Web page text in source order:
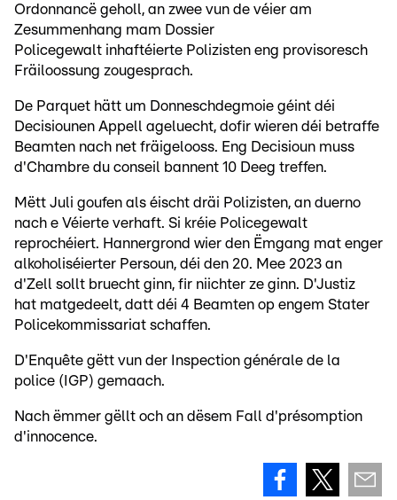
Ordonnancë geholl, an zwee vun de véier am
Zesummenhang mam Dossier
Policegewalt inhaftéierte Polizisten eng provisoresch
Fräiloossung zougesprach.
De Parquet hätt um Donneschdegmoie géint déi
Decisiounen Appell ageluecht, dofir wieren déi betraffe
Beamten nach net fräigelooss. Eng Decisioun muss
d'Chambre du conseil bannent 10 Deeg treffen.
Mëtt Juli goufen als éischt dräi Polizisten, an duerno
nach e Véierte verhaft. Si kréie Policegewalt
reprochéiert. Hannergrond wier den Ëmgang mat enger
alkoholiséierter Persoun, déi den 20. Mee 2023 an
d'Zell sollt bruecht ginn, fir niichter ze ginn. D'Justiz
hat matgedeelt, datt déi 4 Beamten op engem Stater
Policekommissariat schaffen.
D'Enquête gëtt vun der Inspection générale de la
police (IGP) gemaach.
Nach ëmmer gëllt och an dësem Fall d'présomption
d'innocence.